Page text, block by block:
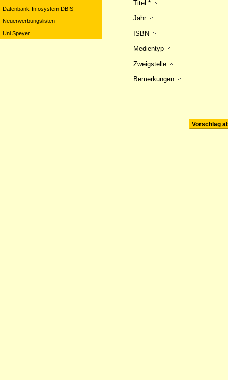
Datenbank-Infosystem DBIS
Neuerwerbungslisten
Uni Speyer
Titel *
Jahr
ISBN
Medientyp
Zweigstelle
Bemerkungen